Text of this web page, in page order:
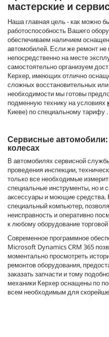
мастерские и
Наша главная цель - как можно
работоспособность Вашего
обеспечиваем наличием
автомобилей. Если же ремонт
непосредственно на месте
самостоятельно организуем
Керхер, имеющих отлично
сложных восстановительных
необходимости мы готовы
подменную технику на условиях
Киеве) по специальному тарифу .
Сервисные
колесах
В автомобилях сервисной
проведения инспекции,
только все необходимые
специальные инструменты, но и
аксессуары и моющие
специальный компьютер,
неисправность и оперативно
к любому оборудование
Современное программное
Microsoft Dynamics CRM 365
моментально просмотреть
ремонтов оборудования,
заказать запчасти и тому
механики Керхер оснащены по
всем необходимым для